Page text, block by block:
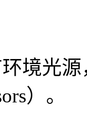
境光
）。